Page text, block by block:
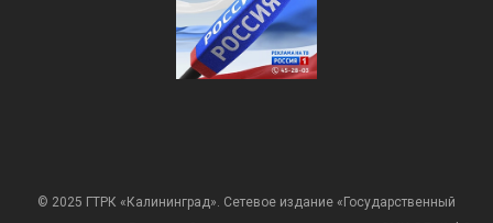
© 2025 ГТРК «Калининград». Сетевое издание «Государственный